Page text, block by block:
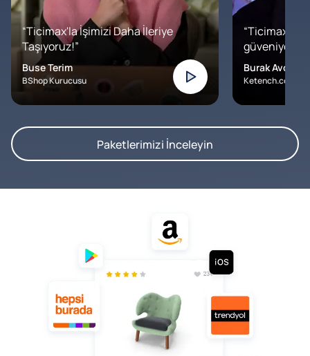
“Ticimax'la İşimizi Daha İleriye
Taşıyoruz!”
Buse Terim
BShop Kurucusu
“Ticimax'a
Burak Avcılar
Ketench.com –
Paketlerimizi İnceleyin